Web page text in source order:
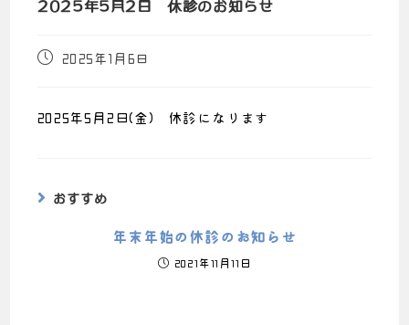
2025年5月2日 休診のお知らせ
2025年1月6日
2025年5月2日(金) 休診になります
おすすめ
年末年始の休診のお知らせ
2021年11月11日